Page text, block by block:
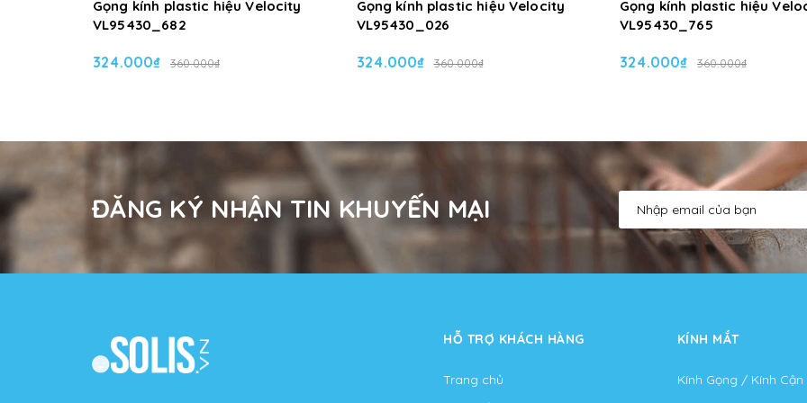
Gọng kính plastic hiệu Velocity
VL95430_682
324.000₫ 360.000₫
Gọng kính plastic hiệu Velocity
VL95430_026
324.000₫ 360.000₫
Gọng kính plastic hiệu
VL95430_765
324.000₫ 360.000₫
ĐĂNG KÝ NHẬN TIN KHUYẾN MẠI
HỖ TRỢ KHÁCH HÀNG
Trang chủ
KÍNH MẮT
Kính Gọng / Kính Cận